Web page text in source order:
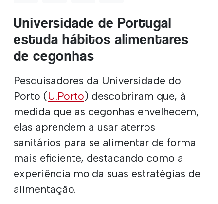
Universidade de Portugal
estuda hábitos alimentares
de cegonhas
Pesquisadores da Universidade do
Porto (U.Porto) descobriram que, à
medida que as cegonhas envelhecem,
elas aprendem a usar aterros
sanitários para se alimentar de forma
mais eficiente, destacando como a
experiência molda suas estratégias de
alimentação.